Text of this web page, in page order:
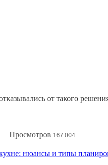
от такого
интерьер.
Просмотров 167 004